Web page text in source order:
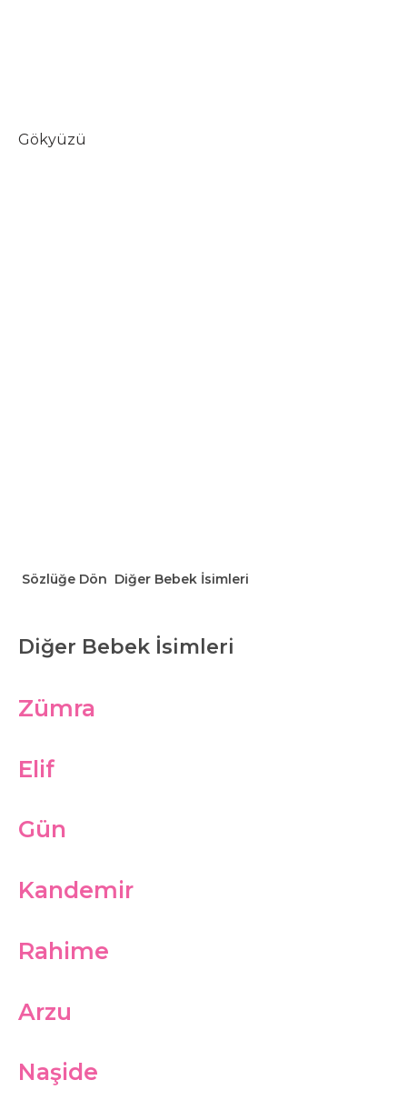
Gökyüzü
Sözlüğe Dön Diğer Bebek İsimleri
Diğer Bebek İsimleri
Zümra
Elif
Gün
Kandemir
Rahime
Arzu
Naşide